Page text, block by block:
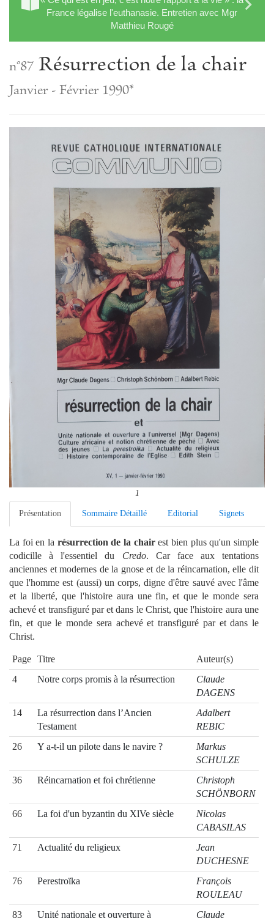
France légalise l'euthanasie. Entretien avec Mgr
Matthieu Rougé
n°87 Résurrection de la chair
Janvier - Février 1990*
1
Présentation Sommaire Détaillé Editorial Signets
La foi en la résurrection de la chairest bien plus qu'un simple
codicille à l'essentiel du Credo. Car face aux tentations
anciennes et modernes de la gnose et de la réincarnation, elle dit
que l'homme est (aussi) un corps, digne d'être sauvé avec l'âme
et la liberté, que l'histoire aura une fin, et que le monde sera
achevé et transfiguré par et dans le Christ, que l'histoire aura une
fin, et que le monde sera achevé et transfiguré par et dans le
Christ.
Page Titre
Auteur(s)
4
Notre corps promis à la résurrection
Claude
DAGENS
14
La résurrection dans l’Ancien
Testament
Adalbert
REBIC
26
Y a-t-il un pilote dans le navire ?
Markus
SCHULZE
36
Réincarnation et foi chrétienne
Christoph
SCHÖNBORN
66
La foi d'un byzantin du XlVe siècle
Nicolas
CABASILAS
71
Actualité du religieux
Jean
DUCHESNE
76
Perestroïka
François
ROULEAU
83
Unité nationale et ouverture à
Claude